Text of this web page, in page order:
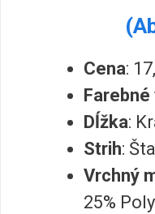
Cena:
Dĺžka:
Strih:
Vrchný
25%